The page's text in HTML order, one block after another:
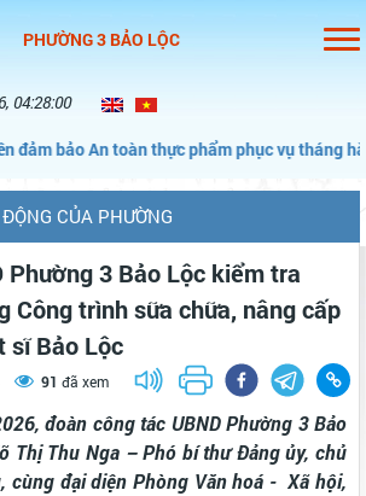
PHƯỜNG 3 BẢO LỘC
04:28:01
An toàn thực phẩm phục vụ tháng hành
CỦA PHƯỜNG
Phường 3 Bảo Lộc kiểm tra
Công trình sữa chữa, nâng cấp
sĩ Bảo Lộc
91 đã xem
đoàn công tác UBND Phường 3 Bảo
Thị Thu Nga – Phó bí thư Đảng ủy, chủ
cùng đại diện Phòng Văn hoá - Xã hội,